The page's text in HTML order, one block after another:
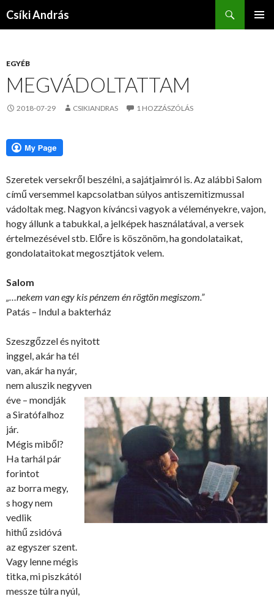
Csíki András
EGYÉB
MEGVÁDOLTATTAM
2018-07-29 CSIKIANDRAS 1 HOZZÁSZÓLÁS
Szeretek versekről beszélni, a sajátjaimról is. Az alábbi Salom
című versemmel kapcsolatban súlyos antiszemitizmussal
vádoltak meg. Nagyon kíváncsi vagyok a véleményekre, vajon,
hogy állunk a tabukkal, a jelképek használatával, a versek
értelmezésével stb. Előre is köszönöm, ha gondolataikat,
gondolataitokat megosztjátok velem.
Salom
„…nekem van egy kis pénzem én rögtön megiszom.”
Patás – Indul a bakterház
Szeszgőzzel és nyitott
inggel, akár ha tél
van, akár ha nyár,
nem aluszik negyven
éve – mondják
a Siratófalhoz
jár.
Mégis miből?
Ha tarhál pár
forintot
az borra megy,
s hogy nem
vedlik
hithű zsidóvá
az egyszer szent.
Vagy lenne mégis
titka, mi piszkától
messze túlra nyúl,